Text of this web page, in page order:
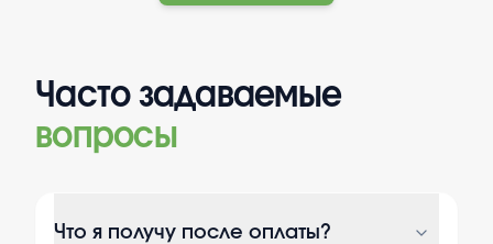
Часто задаваемые
вопросы
Что я получу после оплаты?